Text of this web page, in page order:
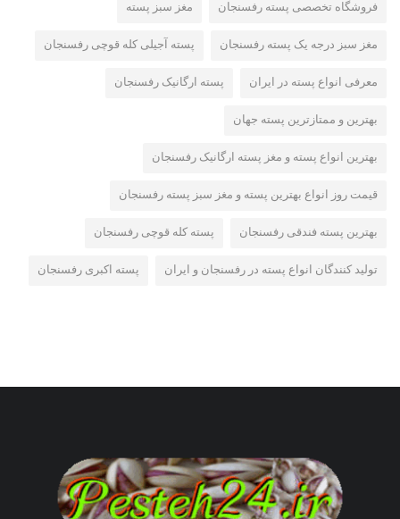
فروشگاه تخصصی پسته رفسنجان مغز سبز پسته
مغز سبز درجه یک پسته رفسنجان پسته آجیلی کله قوچی رفسنجان
معرفی انواع پسته در ایران پسته ارگانیک رفسنجان
بهترین و ممتازترین پسته جهان
بهترین انواع پسته و مغز پسته ارگانیک رفسنجان
قیمت روز انواع بهترین پسته و مغز سبز پسته رفسنجان
بهترین پسته فندقی رفسنجان پسته کله قوچی رفسنجان
تولید کنندگان انواع پسته در رفسنجان و ایران پسته اکبری رفسنجان